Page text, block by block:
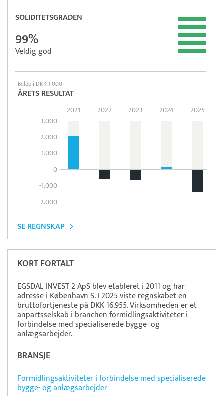
SOLIDITETSGRADEN
99%
Veldig god
Beløp i DKK 1 000
ÅRETS RESULTAT
3.000
2.000
1.000
0
-1.000
-2.000
2021 2022 2023 2024 2025
SE REGNSKAP
KORT FORTALT
EGSDAL INVEST 2 ApS blev etableret i 2011 og har
adresse i København S. I 2025 viste regnskabet en
bruttofortjeneste på DKK 16.955. Virksomheden er et
anpartsselskab i branchen formidlingsaktiviteter i
forbindelse med specialiserede bygge- og
anlægsarbejder.
BRANSJE
Formidlingsaktiviteter i forbindelse med specialiserede
bygge- og anlægsarbejder